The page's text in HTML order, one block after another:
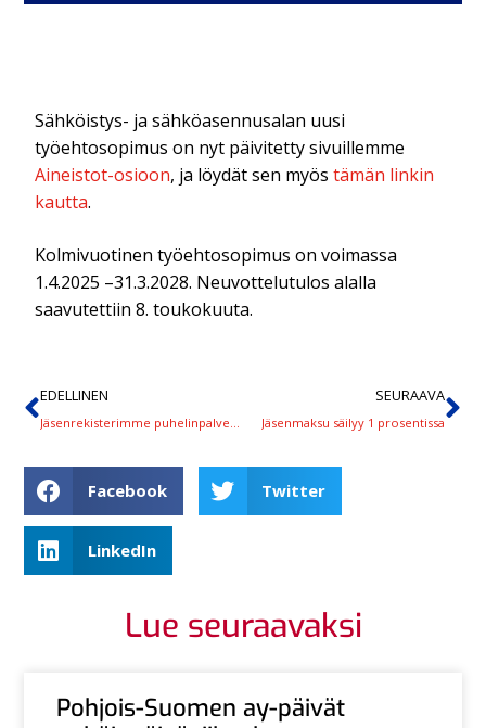
Sähköistys- ja sähköasennusalan uusi
työehtosopimus on nyt päivitetty sivuillemme
Aineistot-osioon, ja löydät sen myöstämän linkin
kautta.
Kolmivuotinen työehtosopimus on voimassa
1.4.2025 –31.3.2028. Neuvottelutulos alalla
saavutettiin 8. toukokuuta.
EDELLINEN SEURAAVA
Jäsenmaksu säilyy 1 prosentissa
Facebook Twitter
LinkedIn
Lue seuraavaksi
Pohjois-Suomen ay-päivät